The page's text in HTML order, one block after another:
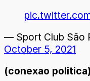
— Sport Club São
October 5, 2021
(conexao politica)